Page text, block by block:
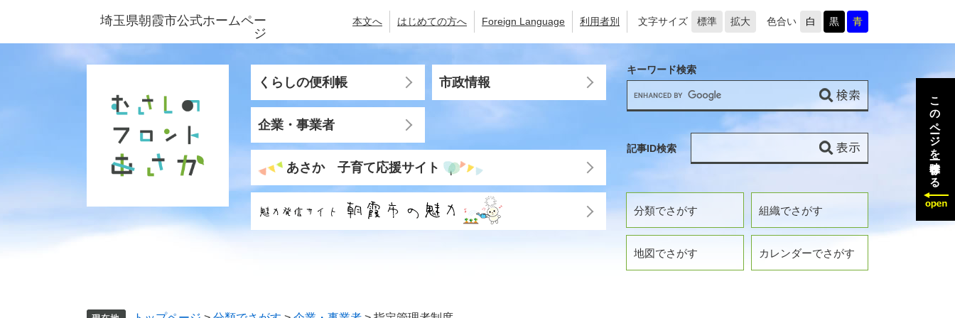
ジ
ュ
埼玉県朝霞市公式ホームペー
ジ
本文へ はじめての方へ Foreign Language 利用者別 文字サイズ 標準 拡大 色合い 白 黒 青
くらしの便利帳 市政情報
企業・事業者
あさか 子育て応援サイト
分類でさがす 組織でさがす
地図でさがす カレンダーでさがす
キーワード検索
記事ID検索 このページを一時保存する